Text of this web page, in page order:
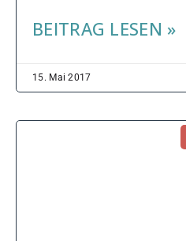
BEITRAG LESEN »
15. Mai 2017